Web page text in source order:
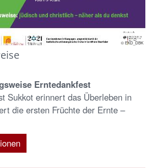
© EKD_DBK
Erntedankfest
Sukkot erinnert das Überleben in
die ersten Früchte der Ernte –